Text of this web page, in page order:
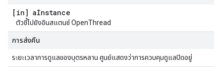
[in] aInstance
ตัวชี้ไปยังอินสแตนซ์ OpenThread
การส่งคืน
ระยะเวลาการดูแลของบุตรหลาน ศูนย์แสดงว่าการควบคุมดูแลปิดอยู่